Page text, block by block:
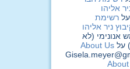
אליהו
על רשימת
ניר אליהו
אנונימי (לא
על About Us